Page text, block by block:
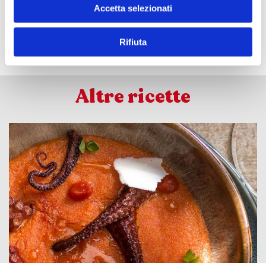
Accetta selezionati
Rifiuta
ISCRIVITI ALLA NEWSLETTER
Altre ricette